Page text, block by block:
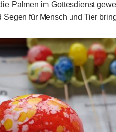
Palmen im Gottesdienst
Segen für Mensch und Tier